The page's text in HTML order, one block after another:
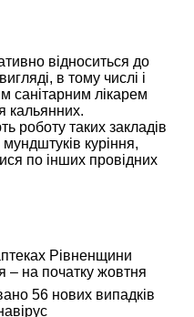
відноситься до
в тому числі і
санітарним лікарем
кальянних.
роботу таких закладів
куріння,
по інших провідних
Рівненщини
– на початку жовтня
56 нових випадків